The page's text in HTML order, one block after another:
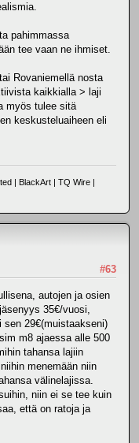
pahimmassa
tee vaan ne ihmiset.
Rovaniemellä nosta
kaikkialla > laji
myös tulee sitä
keskusteluaiheen eli
| BlackArt | TQ Wire |
#63
autojen ja osien
35€/vuosi,
29€(muistaakseni)
m8 ajaessa alle 500
tahansa lajiin
menemään niin
välinelajissa.
niin ei se tee kuin
että on ratoja ja